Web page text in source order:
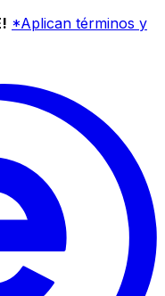
*Aplican términos y